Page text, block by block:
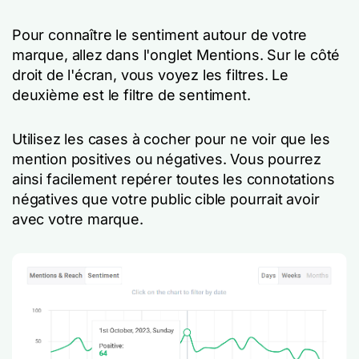
Pour connaître le sentiment autour de votre
marque, allez dans l'onglet Mentions. Sur le côté
droit de l'écran, vous voyez les filtres. Le
deuxième est le filtre de sentiment.
Utilisez les cases à cocher pour ne voir que les
mention positives ou négatives. Vous pourrez
ainsi facilement repérer toutes les connotations
négatives que votre public cible pourrait avoir
avec votre marque.